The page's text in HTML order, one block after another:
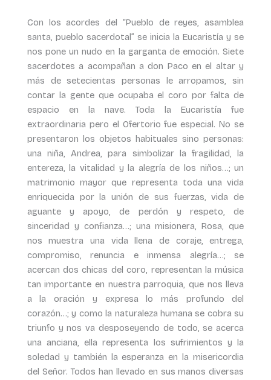
Con los acordes del “Pueblo de reyes, asamblea
santa, pueblo sacerdotal” se inicia la Eucaristía y se
nos pone un nudo en la garganta de emoción. Siete
sacerdotes a acompañan a don Paco en el altar y
más de setecientas personas le arropamos, sin
contar la gente que ocupaba el coro por falta de
espacio en la nave. Toda la Eucaristía fue
extraordinaria pero el Ofertorio fue especial. No se
presentaron los objetos habituales sino personas:
una niña, Andrea, para simbolizar la fragilidad, la
entereza, la vitalidad y la alegría de los niños…; un
matrimonio mayor que representa toda una vida
enriquecida por la unión de sus fuerzas, vida de
aguante y apoyo, de perdón y respeto, de
sinceridad y confianza…; una misionera, Rosa, que
nos muestra una vida llena de coraje, entrega,
compromiso, renuncia e inmensa alegría…; se
acercan dos chicas del coro, representan la música
tan importante en nuestra parroquia, que nos lleva
a la oración y expresa lo más profundo del
corazón…; y como la naturaleza humana se cobra su
triunfo y nos va desposeyendo de todo, se acerca
una anciana, ella representa los sufrimientos y la
soledad y también la esperanza en la misericordia
del Señor. Todos han llevado en sus manos diversas